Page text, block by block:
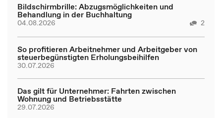
Bildschirmbrille: Abzugsmöglichkeiten und
Behandlung in der Buchhaltung
04.08.2026 2
So profitieren Arbeitnehmer und Arbeitgeber von
steuerbegünstigten Erholungsbeihilfen
30.07.2026
Das gilt für Unternehmer: Fahrten zwischen
Wohnung und Betriebsstätte
29.07.2026